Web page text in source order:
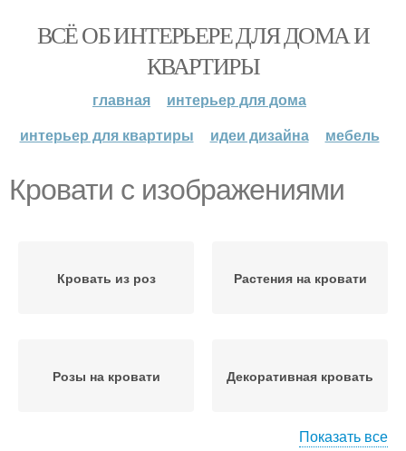
ВСЁ ОБ ИНТЕРЬЕРЕ ДЛЯ ДОМА И
КВАРТИРЫ
главная
интерьер для дома
интерьер для квартиры
идеи дизайна мебель
Кровати с изображениями
Кровать из роз Растения на кровати
Розы на кровати Декоративная кровать
Показать все